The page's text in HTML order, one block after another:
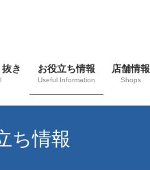
き お役立ち情報
Useful Information
店舗情報
Shops
ち情報